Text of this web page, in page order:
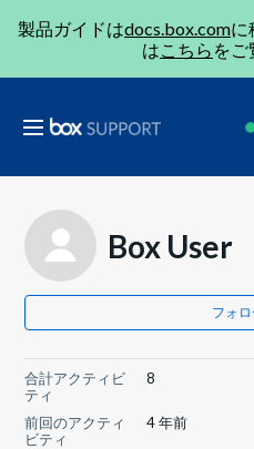
製品ガイドはdocs.box.comに
はこちら をご
Box User
フォ
合計アクティビ
ティ
8
前回のアクティ
ビティ
4 年前